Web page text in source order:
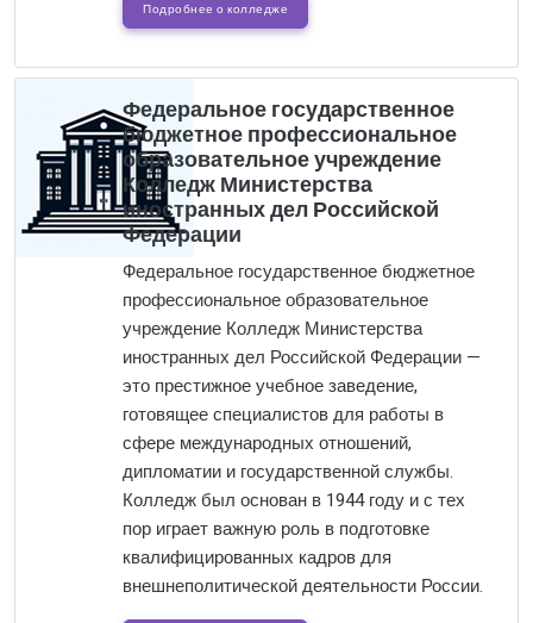
Подробнее о колледже
Федеральное государственное
бюджетное профессиональное
образовательное учреждение
Колледж Министерства
иностранных дел Российской
Федерации
Федеральное государственное бюджетное
профессиональное образовательное
учреждение Колледж Министерства
иностранных дел Российской Федерации —
это престижное учебное заведение,
готовящее специалистов для работы в
сфере международных отношений,
дипломатии и государственной службы.
Колледж был основан в 1944 году и с тех
пор играет важную роль в подготовке
квалифицированных кадров для
внешнеполитической деятельности России.